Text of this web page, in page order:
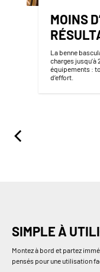
MOINS
La benne
charges jusqu’à
équipements :
d’effort.
SIMPLE À
Montez à bord et partez
pensés pour une utilisation